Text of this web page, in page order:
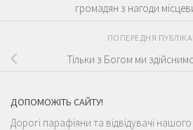
громадян з нагоди
ПОПЕРЕДНЯ
Тільки з Богом ми
ДОПОМОЖІТЬ САЙТУ!
Дорогі парафіяни та відвідувачі